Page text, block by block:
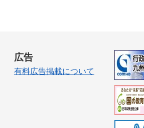
広告
有料広告掲載について